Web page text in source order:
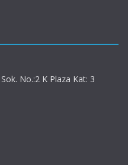
No.:2 K Plaza Kat: 3